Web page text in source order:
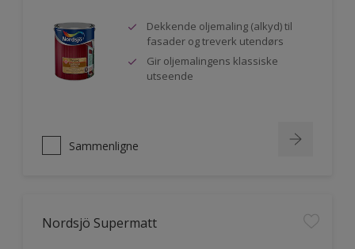
Dekkende oljemaling (alkyd) til
fasader og treverk utendørs
Gir oljemalingens klassiske
utseende
Sammenligne
Nordsjö Supermatt